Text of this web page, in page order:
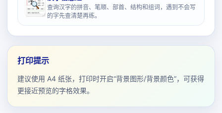
查询汉字的拼音、笔顺、部首、结构和组词，遇到不会写
的字先查清楚再练。
打印提示
建议使用 A4 纸张，打印时开启“背景图形/背景颜色”，可获得
更接近预览的字格效果。